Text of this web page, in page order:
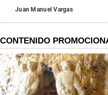
Juan Manuel Vargas